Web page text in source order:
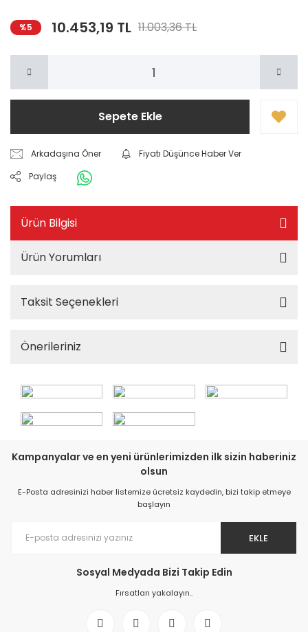
%5 10.453,19 TL 11.003,36 TL
Sepete Ekle
Arkadaşına Öner
Fiyatı Düşünce Haber Ver
Paylaş
Ürün Bilgisi
Ürün Yorumları
Taksit Seçenekleri
Önerileriniz
Kampanyalar ve en yeni ürünlerimizden ilk sizin haberiniz
olsun
E-Posta adresinizi haber listemize ücretsiz kaydedin, bizi takip etmeye
başlayın
EKLE
Sosyal Medyada Bizi Takip Edin
Fırsatları yakalayın..